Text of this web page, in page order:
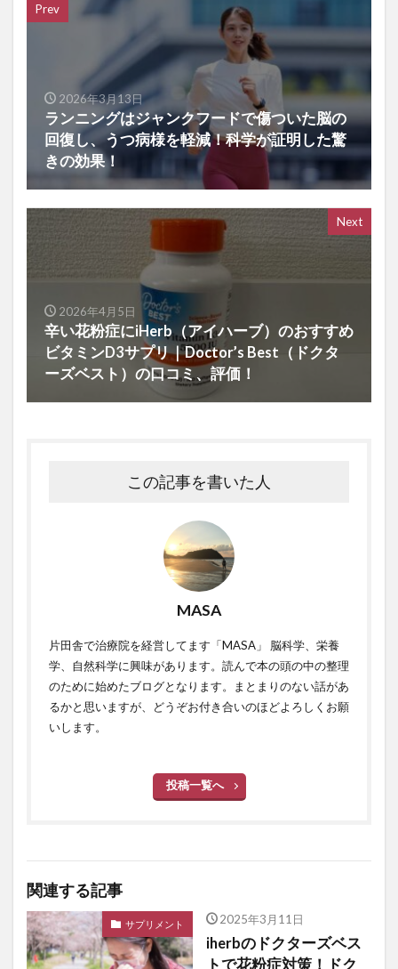
Prev
2026年3月13日
ランニングはジャンクフードで傷ついた脳の
回復し、うつ病様を軽減！科学が証明した驚
きの効果！
Next
2026年4月5日
辛い花粉症にiHerb（アイハーブ）のおすすめ
ビタミンD3サプリ｜Doctor’s Best（ドクタ
ーズベスト）の口コミ、評価！
この記事を書いた人
MASA
片田舎で治療院を経営してます「MASA」 脳科学、栄養
学、自然科学に興味があります。読んで本の頭の中の整理
のために始めたブログとなります。まとまりのない話があ
るかと思いますが、どうぞお付き合いのほどよろしくお願
いします。
投稿一覧へ
関連する記事
サプリメント 2025年3月11日
iherbのドクターズベス
トで花粉症対策！ドク